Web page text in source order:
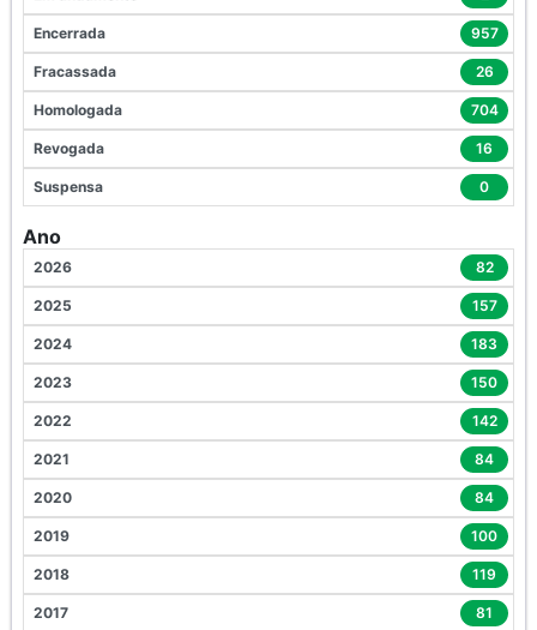
Encerrada 957
Fracassada 26
Homologada 704
Revogada 16
Suspensa 0
Ano
2026 82
2025 157
2024 183
2023 150
2022 142
2021 84
2020 84
2019 100
2018 119
2017 81